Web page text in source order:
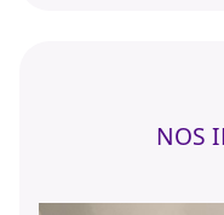
NOS